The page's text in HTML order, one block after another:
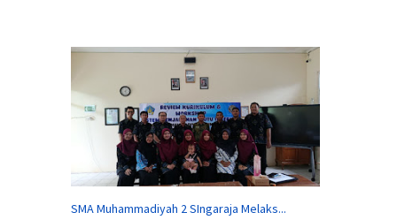
SMA Muhammadiyah 2 SIngaraja Melaks...